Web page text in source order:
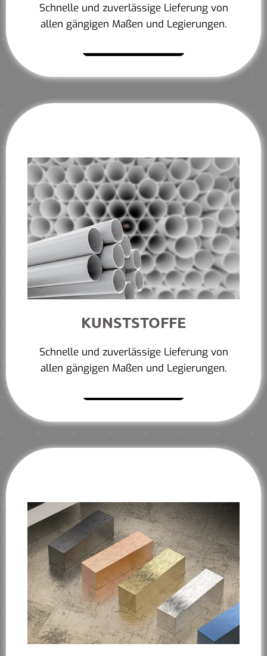
Schnelle und zuverlässige Lieferung von
allen gängigen Maßen und Legierungen.
KUNSTSTOFFE
Schnelle und zuverlässige Lieferung von
allen gängigen Maßen und Legierungen.